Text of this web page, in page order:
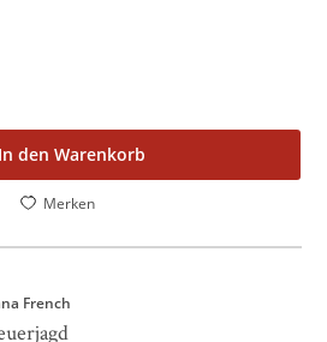
In den Warenkorb
Merken
French